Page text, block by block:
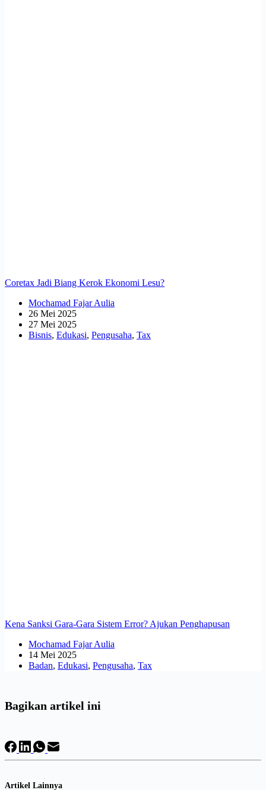
Coretax Jadi Biang Kerok Ekonomi Lesu?
Mochamad Fajar Aulia
26 Mei 2025
27 Mei 2025
Bisnis, Edukasi, Pengusaha, Tax
Kena Sanksi Gara-Gara Sistem Error? Ajukan Penghapusan
Mochamad Fajar Aulia
14 Mei 2025
Badan, Edukasi, Pengusaha, Tax
Bagikan artikel ini
Artikel Lainnya